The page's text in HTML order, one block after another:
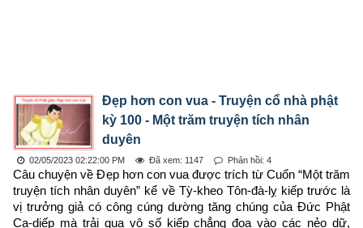
Đẹp hơn con vua - Truyện cổ nhà phật
kỳ 100 - Một trăm truyện tích nhân
duyên
02/05/2023 02:22:00 PM Đã xem: 1147 Phản hồi: 4
Câu chuyện về Đẹp hơn con vua được trích từ Cuốn “Một trăm
truyện tích nhân duyên” kể về Tỳ-kheo Tôn-đà-lỵ kiếp trước là
vị trưởng giả có công cúng dường tăng chúng của Đức Phật
Ca-diếp mà trải qua vô số kiếp chẳng đọa vào các nẻo dữ,